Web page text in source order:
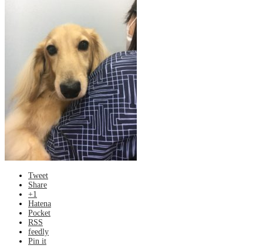
Tweet
Share
+1
Hatena
Pocket
RSS
feedly
Pin it